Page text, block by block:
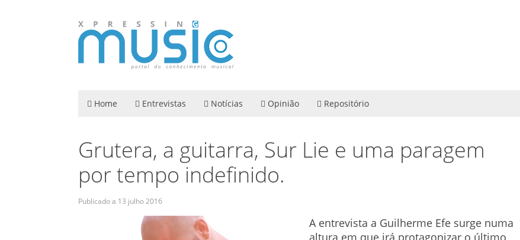
Home Entrevistas Notícias Opinião Repositório
Grutera, a guitarra, Sur Lie e uma paragem
por tempo indefinido.
Publicado a 13 julho 2016
A entrevista a Guilherme Efe surge numa
altura em que irá protagonizar o último